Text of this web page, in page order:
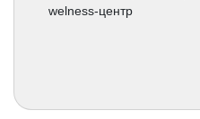
welness-центр